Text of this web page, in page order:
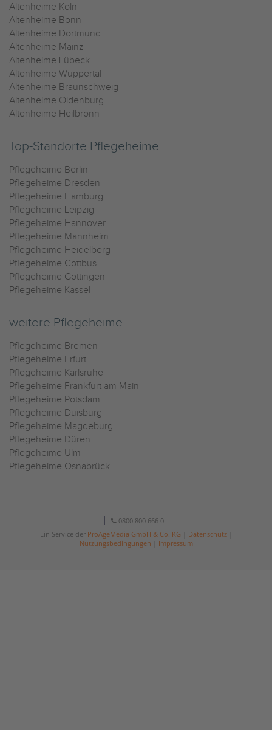
Altenheime Köln
Altenheime Bonn
Altenheime Dortmund
Altenheime Mainz
Altenheime Lübeck
Altenheime Wuppertal
Altenheime Braunschweig
Altenheime Oldenburg
Altenheime Heilbronn
Top-Standorte Pflegeheime
Pflegeheime Berlin
Pflegeheime Dresden
Pflegeheime Hamburg
Pflegeheime Leipzig
Pflegeheime Hannover
Pflegeheime Mannheim
Pflegeheime Heidelberg
Pflegeheime Cottbus
Pflegeheime Göttingen
Pflegeheime Kassel
weitere Pflegeheime
Pflegeheime Bremen
Pflegeheime Erfurt
Pflegeheime Karlsruhe
Pflegeheime Frankfurt am Main
Pflegeheime Potsdam
Pflegeheime Duisburg
Pflegeheime Magdeburg
Pflegeheime Düren
Pflegeheime Ulm
Pflegeheime Osnabrück
0800 800 666 0
Ein Service der ProAgeMedia GmbH & Co. KG Datenschutz|
Nutzungsbedingungen
Impressum